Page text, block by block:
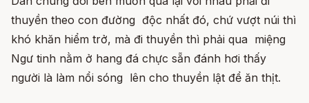
thuyền theo con đường độc nhất đó, chứ vượt núi thì
khó khăn hiểm trở, mà đi thuyền thì phải qua miệng
Ngư tinh nằm ở hang đá chực sẵn đánh hơi thấy
người là làm nổi sóng lên cho thuyền lật để ăn thịt.